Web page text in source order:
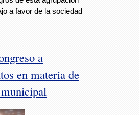
a favor de la sociedad
a
en materia de